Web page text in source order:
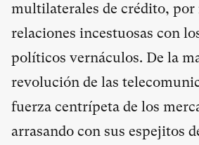
multilaterales de crédito, por
relaciones incestuosas con
políticos vernáculos. De la
revolución de las
fuerza centrípeta de los
arrasando con sus espejitos